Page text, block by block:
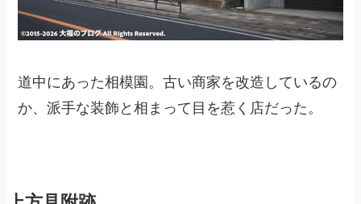
道中にあった相模園。古い商家を改造しているの
か、派手な装飾と相まって目を惹く店だった。